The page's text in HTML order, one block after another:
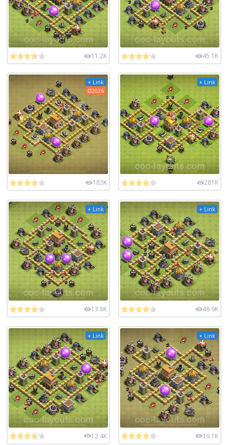
11.2K 45.1K
+ Link
2026
183K
+ Link
281K
+ Link
13.8K
+ Link
48.9K
+ Link
12.4K
+ Link
19.1K